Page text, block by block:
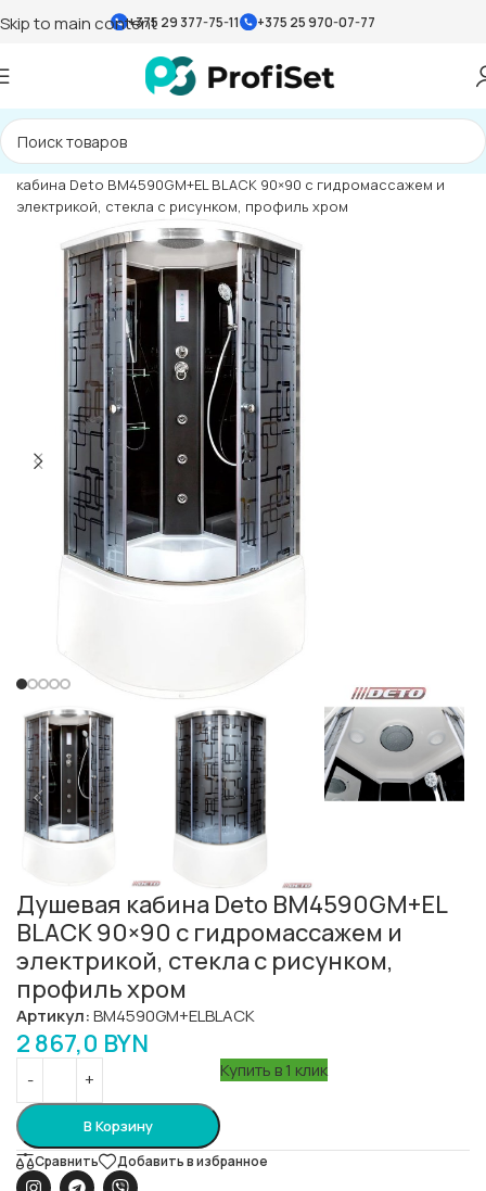
Skip to main content+375 29 377-75-11 +375 25 970-07-77
Главная страница»Каталог»Душевые кабины»Душевая
кабина Deto BM4590GM+EL BLACK 90×90 с гидромассажем и
электрикой, стекла с рисунком, профиль хром
Душевая кабина Deto BM4590GM+EL
BLACK 90×90 с гидромассажем и
электрикой, стекла с рисунком,
профиль хром
Артикул:BM4590GM+ELBLACK
2 867,0 BYN
В Корзину
Купить в 1 клик
Сравнить Добавить в избранное